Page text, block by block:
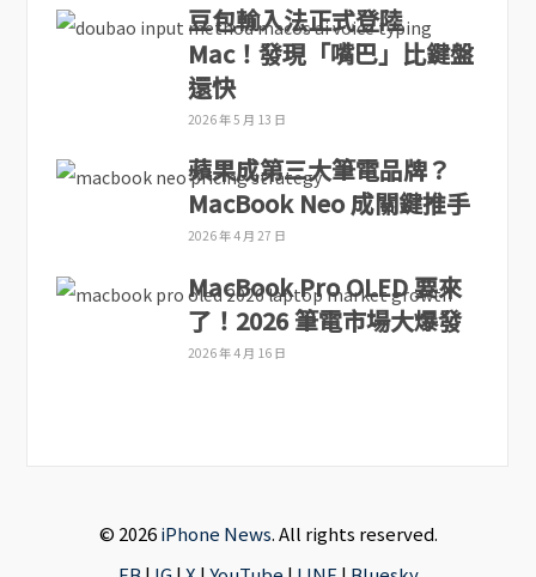
豆包輸入法正式登陸
Mac！發現「嘴巴」比鍵盤
還快
2026 年 5 月 13 日
蘋果成第三大筆電品牌？
MacBook Neo 成關鍵推手
2026 年 4 月 27 日
MacBook Pro OLED 要來
了！2026 筆電市場大爆發
2026 年 4 月 16 日
© 2026iPhone News. All rights reserved.